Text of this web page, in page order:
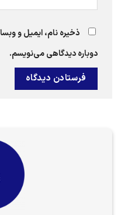
ذخیره نام، ایمیل و
دوباره دیدگاهی می‌نویسم.